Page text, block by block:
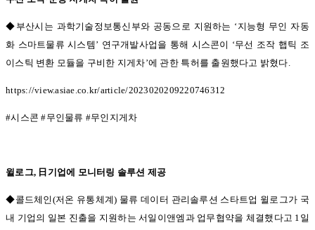
◆부산시는 과학기술정보통신부와 공동으로 지원하는 ‘ 지능형 무인 자동
화 스마트물류 시스템 ’ 연구개발사업을 통해 시스콘이 ‘무선 조작 햅틱 조
이스틱 변환 모듈을 구비한 지게차’에 관한 특허를 출원했다고 밝혔다.
https://view.asiae.co.kr/article/2023020209220746312
#시스콘#무인물류 #무인지게차
윌로그, 日기업에 모니터링 솔루션 제공
◆콜드체인(저온 유통체계) 물류 데이터 관리솔루션 스타트업 윌로그가 국
내 기업의 일본 진출을 지원하는 서일이앤엠과 업무협약을 체결했다고 1 일